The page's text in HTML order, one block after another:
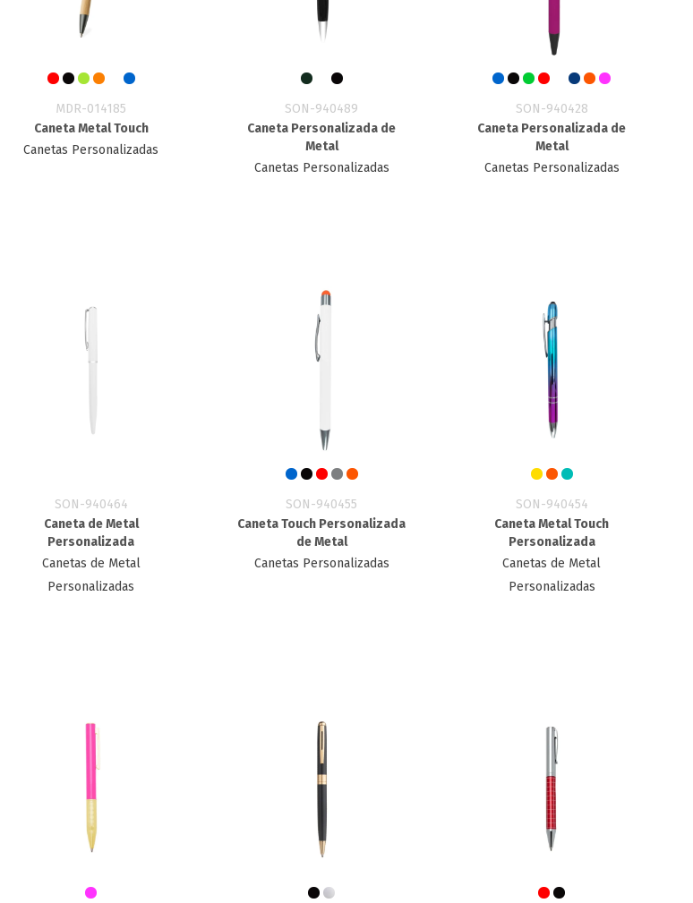
MDR-014185
Caneta Metal Touch
Canetas Personalizadas
SON-940489
Caneta Personalizada de
Metal
Canetas Personalizadas
SON-940428
Caneta Personalizada de
Metal
Canetas Personalizadas
SON-940464
Caneta de Metal
Personalizada
Canetas de Metal
Personalizadas
SON-940455
Caneta Touch Personalizada
de Metal
Canetas Personalizadas
SON-940454
Caneta Metal Touch
Personalizada
Canetas de Metal
Personalizadas